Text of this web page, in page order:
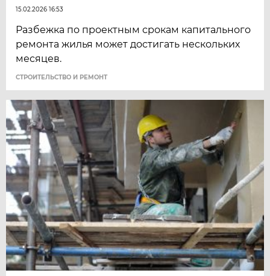
15.02.2026 16:53
Разбежка по проектным срокам капитального
ремонта жилья может достигать нескольких
месяцев.
СТРОИТЕЛЬСТВО И РЕМОНТ